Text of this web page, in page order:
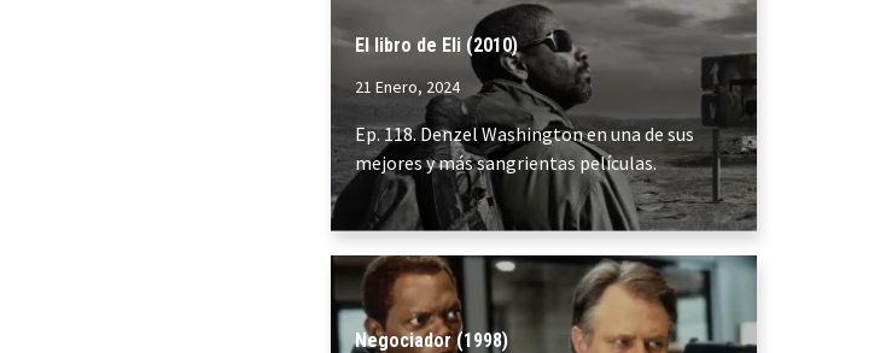
El libro de Eli (2010)
21 Enero, 2024
Ep. 118. Denzel Washington en una de sus
mejores y más sangrientas películas.
Negociador (1998)